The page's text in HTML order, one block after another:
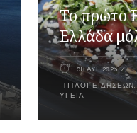
Το πρώτο
Ελλάδα
08 ΑΥΓ 2026
ΤΊΤΛΟΙ ΕΙΔΉΣΕΩΝ
ΥΓΕΊΑ